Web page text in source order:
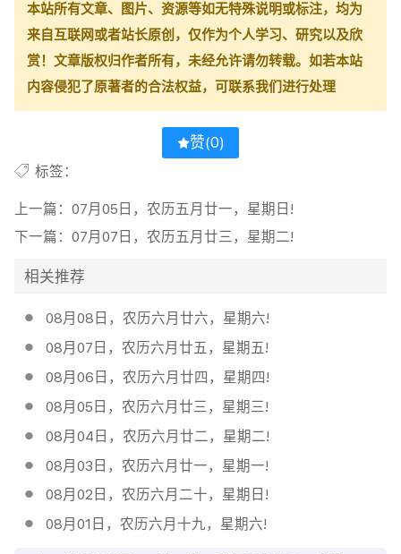
本站所有文章、图片、资源等如无特殊说明或标注，均为
来自互联网或者站长原创，仅作为个人学习、研究以及欣
赏！文章版权归作者所有，未经允许请勿转载。如若本站
内容侵犯了原著者的合法权益，可联系我们进行处理
赞(0)
标签：
上一篇： 07月05日，农历五月廿一，星期日!
下一篇： 07月07日，农历五月廿三，星期二!
相关推荐
08月08日，农历六月廿六，星期六!
08月07日，农历六月廿五，星期五!
08月06日，农历六月廿四，星期四!
08月05日，农历六月廿三，星期三!
08月04日，农历六月廿二，星期二!
08月03日，农历六月廿一，星期一!
08月02日，农历六月二十，星期日!
08月01日，农历六月十九，星期六!